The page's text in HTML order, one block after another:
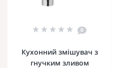
0
Кухонний змішувач з
гнучким зливом